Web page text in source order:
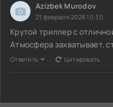
Azizbek Murodov
21 февраля 2026 10:30
Крутой триллер с
Атмосфера захватывает,
Ответить Цитировать